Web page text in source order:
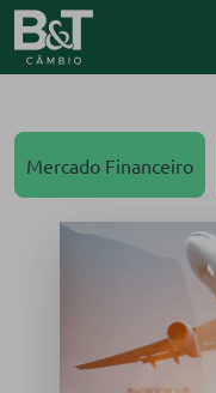
Mercado Financeiro